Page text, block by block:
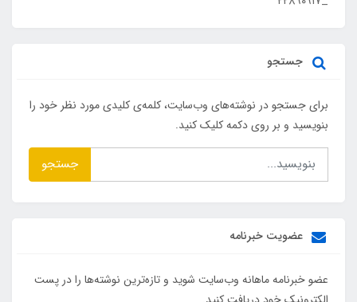
جستجو
برای جستجو در نوشته‌های وب‌سایت، کلمه‌ی کلیدی مورد نظر خود را
بنویسید و بر روی دکمه کلیک کنید.
جستجو
عضویت خبرنامه
عضو خبرنامه ماهانه وب‌سایت شوید و تازه‌ترین نوشته‌ها را در پست